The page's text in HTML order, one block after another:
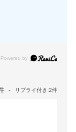
Powered by
リプライ付き:2件